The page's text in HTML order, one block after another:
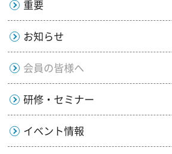
重要
お知らせ
会員の皆様へ
研修・セミナー
イベント情報